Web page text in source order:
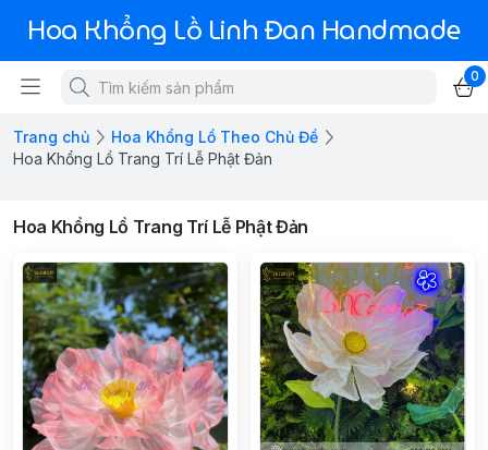
Hoa Khổng Lồ Linh Đan Handmade
0
Trang chủ
Hoa Khổng Lồ Theo Chủ Đề
Hoa Khổng Lồ Trang Trí Lễ Phật Đản
Hoa Khổng Lồ Trang Trí Lễ Phật Đản